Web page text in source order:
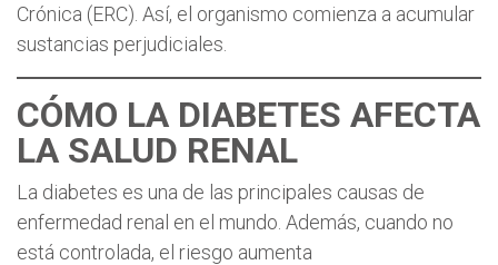
Crónica (ERC). Así, el organismo comienza a acumular
sustancias perjudiciales.
CÓMO LA DIABETES AFECTA
LA SALUD RENAL
La diabetes es una de las principales causas de
enfermedad renal en el mundo. Además, cuando no
está controlada, el riesgo aumenta